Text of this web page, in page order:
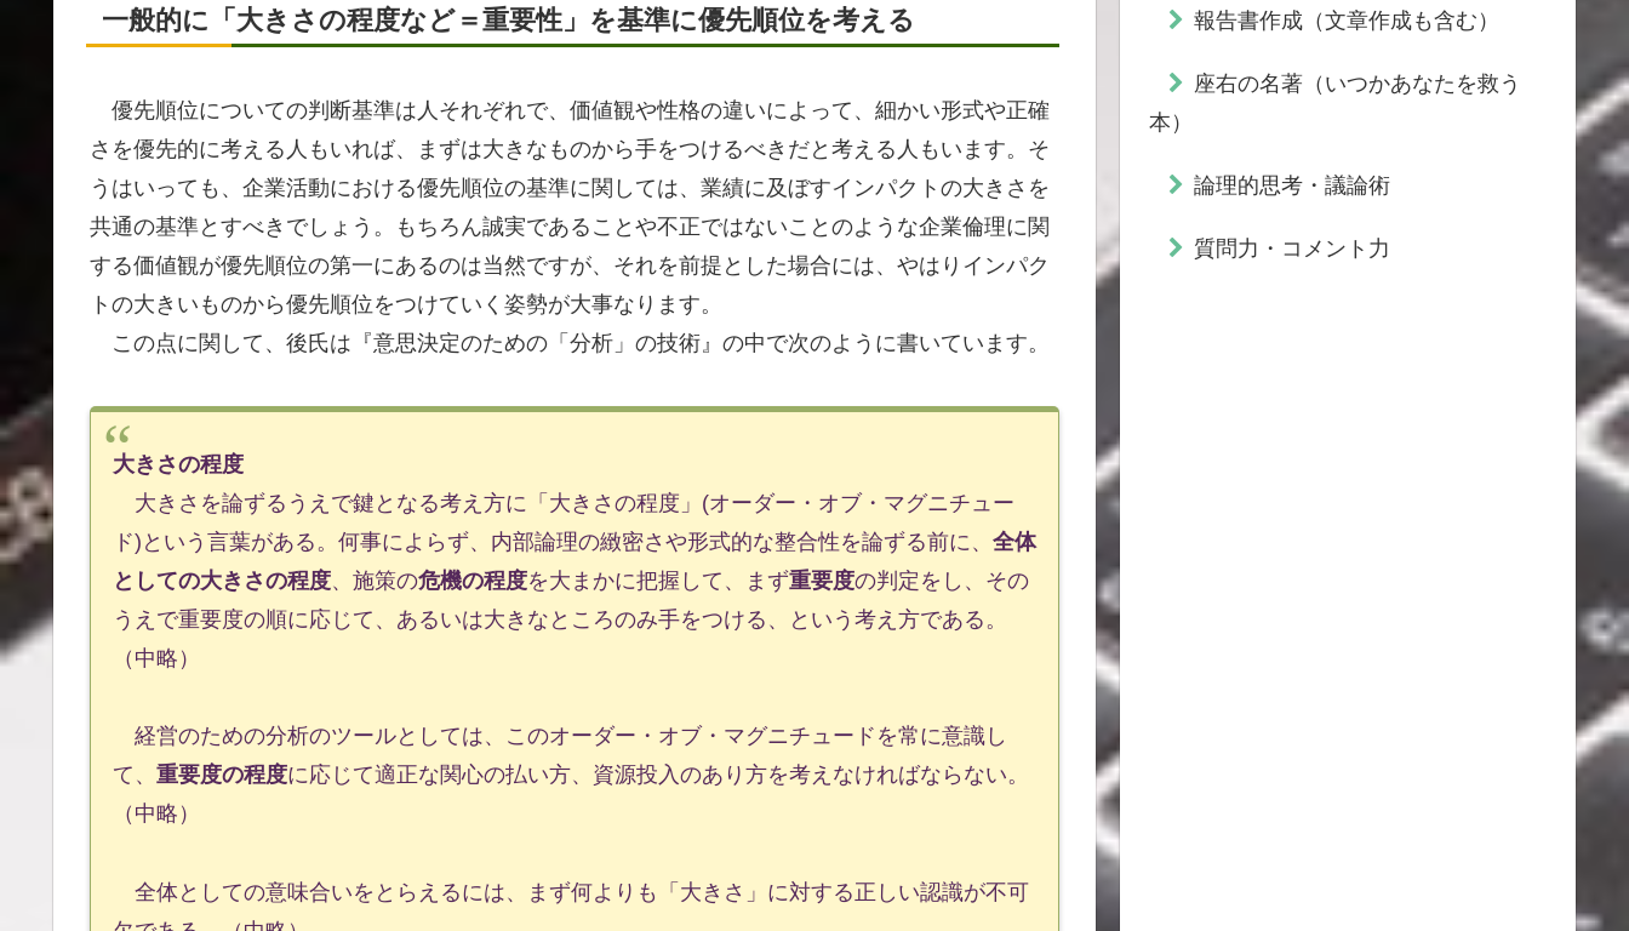
一般的に「大きさの程度など＝重要性」を基準に優先順位を考える
優先順位についての判断基準は人それぞれで、価値観や性格の違いによって、細かい形式や正確
さを優先的に考える人もいれば、まずは大きなものから手をつけるべきだと考える人もいます。そ
うはいっても、企業活動における優先順位の基準に関しては、業績に及ぼすインパクトの大きさを
共通の基準とすべきでしょう。もちろん誠実であることや不正ではないことのような企業倫理に関
する価値観が優先順位の第一にあるのは当然ですが、それを前提とした場合には、やはりインパク
トの大きいものから優先順位をつけていく姿勢が大事なります。
この点に関して、後氏は『意思決定のための「分析」の技術』の中で次のように書いています。
大きさの程度
大きさを論ずるうえで鍵となる考え方に「大きさの程度」(オーダー・オブ・マグニチュー
ド)という言葉がある。何事によらず、内部論理の緻密さや形式的な整合性を論ずる前に、 全体
としての大きさの程度、施策の危機の程度を大まかに把握して、まず重要度の判定をし、その
うえで重要度の順に応じて、あるいは大きなところのみ手をつける、という考え方である。
（中略）
経営のための分析のツールとしては、このオーダー・オブ・マグニチュードを常に意識し
て、 重要度の程度に応じて適正な関心の払い方、資源投入のあり方を考えなければならない。
（中略）
全体としての意味合いをとらえるには、まず何よりも「大きさ」に対する正しい認識が不可
報告書作成（文章作成も含む）
座右の名著（いつかあなたを救う
本）
論理的思考・議論術
質問力・コメント力